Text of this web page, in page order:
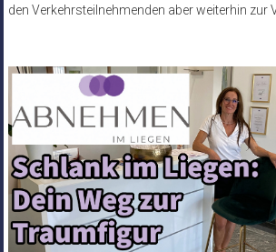
den Verkehrsteilnehmenden aber weiterhin zur